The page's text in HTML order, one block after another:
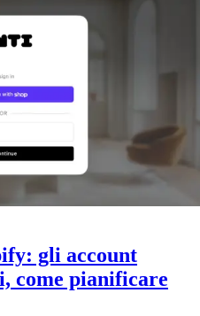
gli account
come pianificare